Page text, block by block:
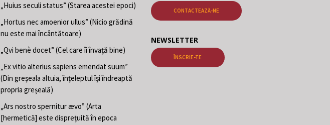
„Huius seculi status” (Starea acestei epoci)
„Hortus nec amoenior ullus” (Nicio grădină
nu este mai încântătoare)
„Qvi benè docet” (Cel care îi învață bine)
„Ex vitio alterius sapiens emendat suum”
(Din greșeala altuia, înțeleptul își îndreaptă
propria greșeală)
„Ars nostro spernitur ævo” (Arta
[hermetică] este disprețuită în epoca
CONTACTEAZĂ-NE
NEWSLETTER
ÎNSCRIE-TE